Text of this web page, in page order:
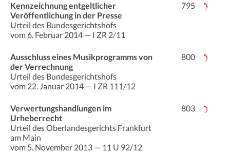
Kennzeichnung entgeltlicher
Veröffentlichung in der Presse
Urteil des Bundesgerichtshofs
vom 6. Februar 2014 — I ZR 2/11
795
Ausschluss eines Musikprogramms von
der Verrechnung
Urteil des Bundesgerichtshofs
vom 22. Januar 2014 — I ZR 111/12
800
Verwertungshandlungen im
Urheberrecht
Urteil des Oberlandesgerichts Frankfurt
am Main
vom 5. November 2013 — 11 U 92/12
803